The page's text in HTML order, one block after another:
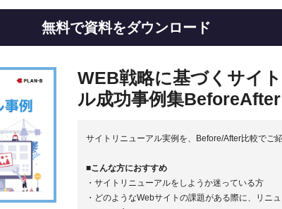
補助金額の確定
金
化補助金を申請する際の注意点
請してホームページを作成するには
象者と対象事業の条件
請する流れ
援事業者の選定」「ITツールの選択」
無料で資料をダウンロード
WEB戦略に基づくサイ
ル成功事例集
サイトリニューアル実例を、Before/After比較でご紹
■こんな方におすすめ
・サイトリニューアルをしようか迷っている方
・どのようなWebサイトの課題がある際に、リニ